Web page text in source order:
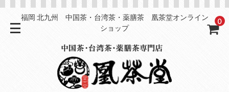
福岡 北九州 中国茶・台湾茶・薬膳茶 凰茶堂オンライン
ショップ
0